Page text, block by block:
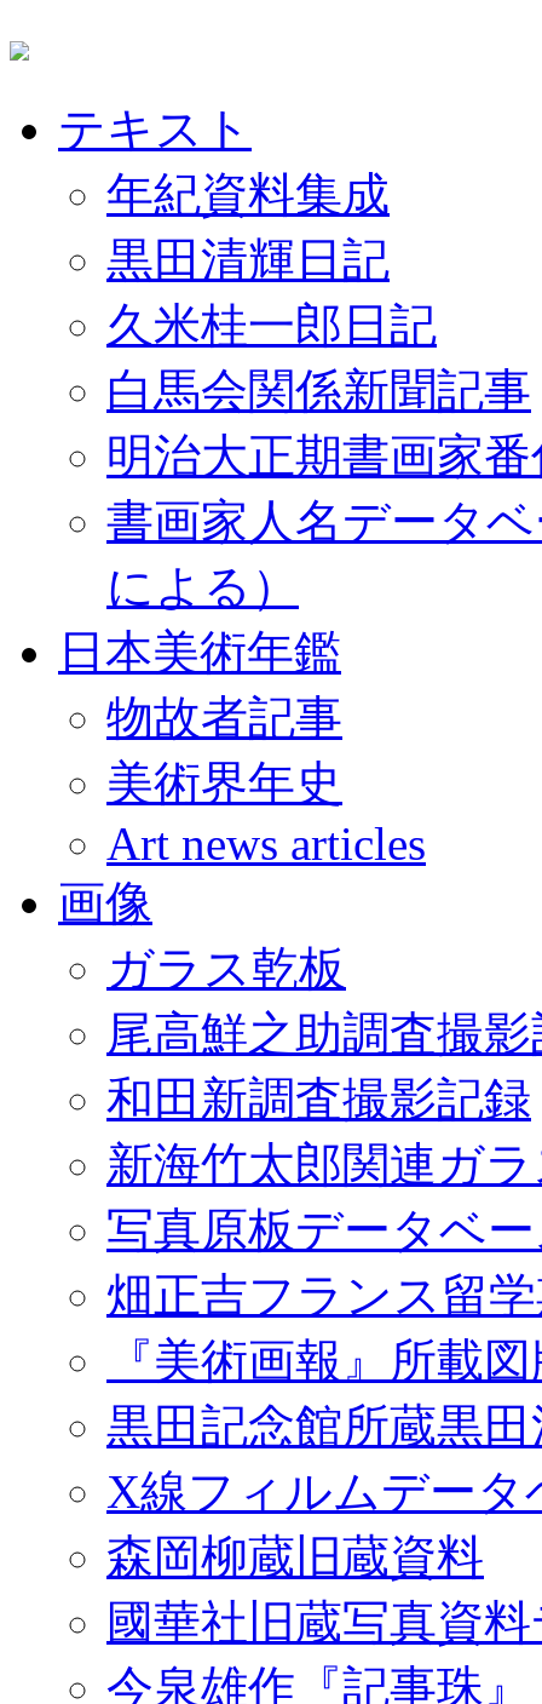
テキスト
年紀資料集成
黒田清輝日記
久米桂一郎日記
白馬会関係新聞記事
明治大正期書画家
書画家人名データ
による）
日本美術年鑑
物故者記事
美術界年史
Art news articles
画像
ガラス乾板
尾高鮮之助調査撮
和田新調査撮影記録
新海竹太郎関連ガ
写真原板データベ
畑正吉フランス留
『美術画報』所載
黒田記念館所蔵黒
X線フィルムデータ
森岡柳蔵旧蔵資料
國華社旧蔵写真資
今泉雄作『記事珠』